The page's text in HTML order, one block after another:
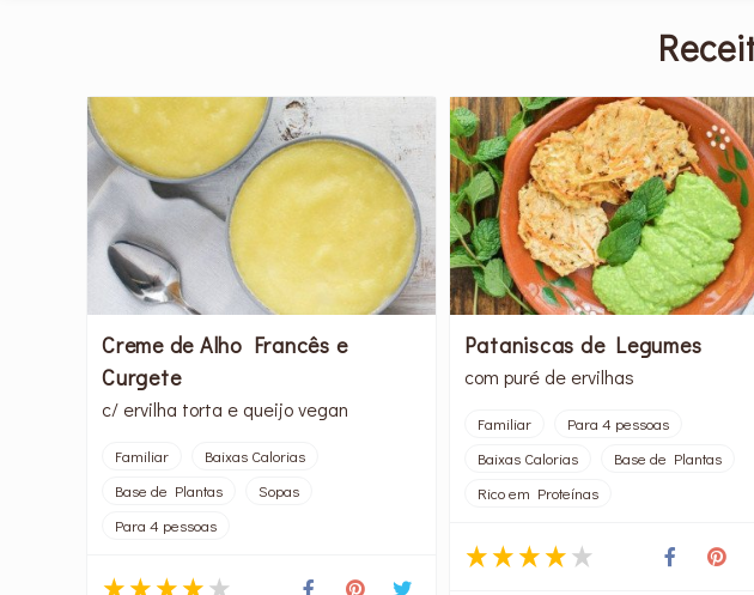
Creme de Alho Francês e
Curgete
c/ ervilha torta e queijo vegan
Familiar
Baixas Calorias
Base de Plantas
Sopas
Para 4 pessoas
Pataniscas de Legumes
com puré de ervilhas
Familiar
Para 4 pessoas
Baixas Calorias
Base de Plantas
Rico em Proteínas